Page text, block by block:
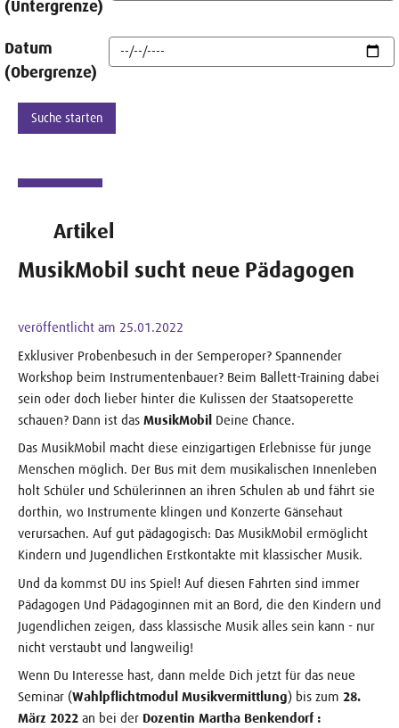
(Untergrenze)
Datum
(Obergrenze)
Artikel
MusikMobil sucht neue Pädagogen
veröffentlicht am 25.01.2022
Exklusiver Probenbesuch in der Semperoper? Spannender
Workshop beim Instrumentenbauer? Beim Ballett-Training dabei
sein oder doch lieber hinter die Kulissen der Staatsoperette
schauen? Dann ist das MusikMobil Deine Chance.
Das MusikMobil macht diese einzigartigen Erlebnisse für junge
Menschen möglich. Der Bus mit dem musikalischen Innenleben
holt Schüler und Schülerinnen an ihren Schulen ab und fährt sie
dorthin, wo Instrumente klingen und Konzerte Gänsehaut
verursachen. Auf gut pädagogisch: Das MusikMobil ermöglicht
Kindern und Jugendlichen Erstkontakte mit klassischer Musik.
Und da kommst DU ins Spiel! Auf diesen Fahrten sind immer
Pädagogen Und Pädagoginnen mit an Bord, die den Kindern und
Jugendlichen zeigen, dass klassische Musik alles sein kann - nur
nicht verstaubt und langweilig!
Wenn Du Interesse hast, dann melde Dich jetzt für das neue
Seminar (Wahlpflichtmodul Musikvermittlung) bis zum 28.
März 2022 an bei der Dozentin Martha Benkendorf :